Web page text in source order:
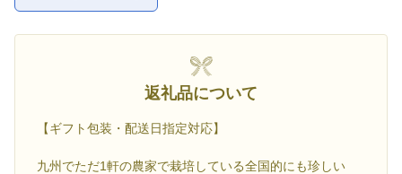
返礼品について
【ギフト包装・配送日指定対応】
九州でただ1軒の農家で栽培している全国的にも珍しい